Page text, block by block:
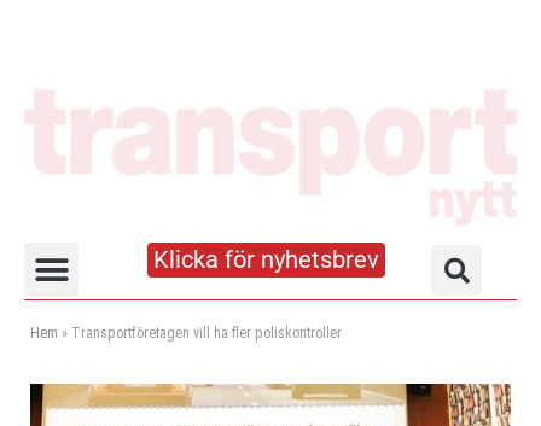
Klicka för nyhetsbrev
Hem » Transportföretagen vill ha fler poliskontroller